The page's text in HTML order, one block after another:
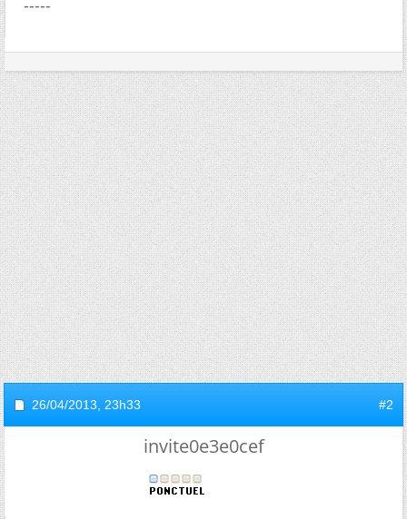
-----
26/04/2013, 23h33 #2
invite0e3e0cef